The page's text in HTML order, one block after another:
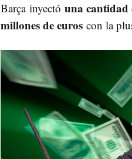
Barça inyectó una cantidad
millones de euros con la